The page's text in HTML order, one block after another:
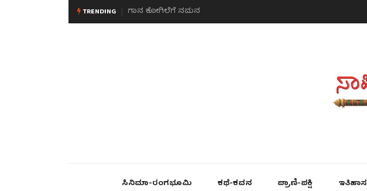
TRENDING ಮನಸಿನ ಸವಿಭಾವ
ಸಿನಿಮಾ-ರಂಗಭೂಮಿ ಕಥೆ-ಕವನ ಪ್ರಾಣಿ-ಪಕ್ಷಿ ಇತಿಹಾಸ